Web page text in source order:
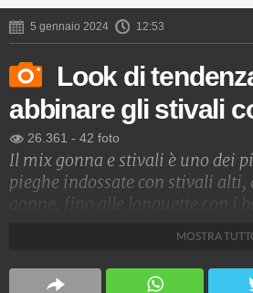
5 gennaio 2024 12:53
Look di
abbinare gli stivali
26.361 - 42 foto
Il mix gonna e stivali è uno dei
pieghe indossate con stivali
gonne, fino alle longuette con i
Stile e trend
1.515.286.562 1.957 video
MOSTRA